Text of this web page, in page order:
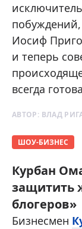
Иосиф
и теперь
всегда
АВТОР: ВЛАД
ШОУ-БИЗНЕС
Курбан
защитить
блогеров»
Бизнесмен